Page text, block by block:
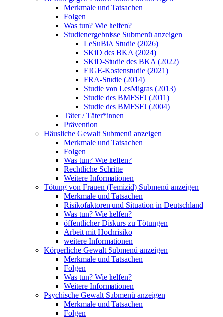
Merkmale und Tatsachen
Folgen
Was tun? Wie helfen?
Studienergebnisse Submenü anzeigen
LeSuBiA Studie (2026)
SKiD des BKA (2024)
SKiD-Studie des BKA (2022)
EIGE-Kostenstudie (2021)
FRA-Studie (2014)
Studie von LesMigras (2013)
Studie des BMFSFJ (2011)
Studie des BMFSFJ (2004)
Täter / Täter*innen
Prävention
Häusliche Gewalt Submenü anzeigen
Merkmale und Tatsachen
Folgen
Was tun? Wie helfen?
Rechtliche Schritte
Weitere Informationen
Tötung von Frauen (Femizid) Submenü anzeigen
Merkmale und Tatsachen
Risikofaktoren und Situation in Deutschland
Was tun? Wie helfen?
öffentlicher Diskurs zu Tötungen
Arbeit mit Hochrisiko
weitere Informationen
Körperliche Gewalt Submenü anzeigen
Merkmale und Tatsachen
Folgen
Was tun? Wie helfen?
Weitere Informationen
Psychische Gewalt Submenü anzeigen
Merkmale und Tatsachen
Folgen